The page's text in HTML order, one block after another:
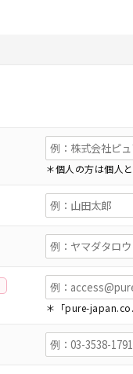
＊個人の方は個人
＊「pure-